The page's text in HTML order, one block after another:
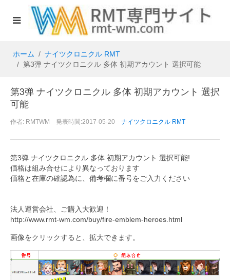
ホーム
ナイツクロニクル RMT
第3弹 ナイツクロニクル 多体 初期アカウント 選択可能
第3弹 ナイツクロニクル 多体 初期アカウント 選択
可能
作者: RMTWM 発表時間:2017-05-20 ナイツクロニクル RMT
第3弹 ナイツクロニクル 多体 初期アカウント 選択可能!
価格は組み合せにより異なっております
価格と在庫の確認為に、備考欄に番号をご入力ください
法人運営会社、ご購入大歓迎！
http://www.rmt-wm.com/buy/fire-emblem-heroes.html
画像をクリックすると、拡大できます。